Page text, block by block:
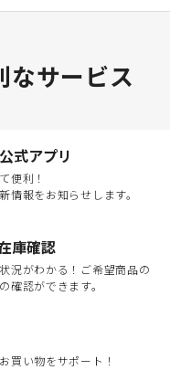
なサービス
式アプリ
便利！
情報をお知らせします。
庫確認
況がわかる！ご希望商品の
確認ができます。
買い物をサポート！